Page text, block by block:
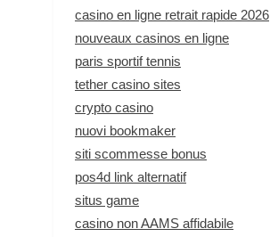
casino en ligne retrait rapide 2026
nouveaux casinos en ligne
paris sportif tennis
tether casino sites
crypto casino
nuovi bookmaker
siti scommesse bonus
pos4d link alternatif
situs game
casino non AAMS affidabile